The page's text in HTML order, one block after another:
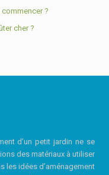
?
cher ?
d’un petit jardin ne se
des matériaux à utiliser
les idées d’aménagement